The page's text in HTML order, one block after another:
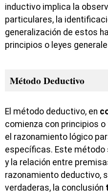
inductivo implica la
particulares, la
generalización de estos
principios o leyes
Método Deductivo
El método deductivo, en
comienza con principios
el razonamiento lógico
específicas. Este método
y la relación entre
razonamiento deductivo,
verdaderas, la conclusión